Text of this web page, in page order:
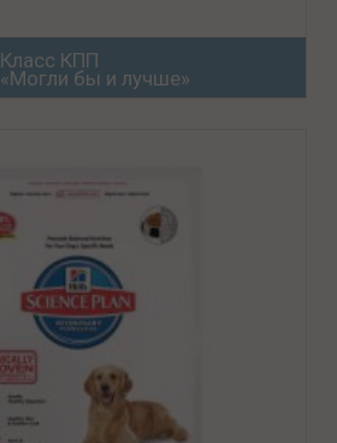
Класс КПП
«Могли бы и лучше»